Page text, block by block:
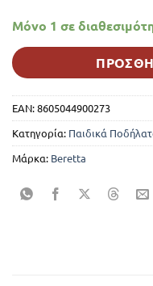
Μόνο 1 σε
EAN:8605044900273
Κατηγορία: Παιδικά
Μάρκα: Beretta